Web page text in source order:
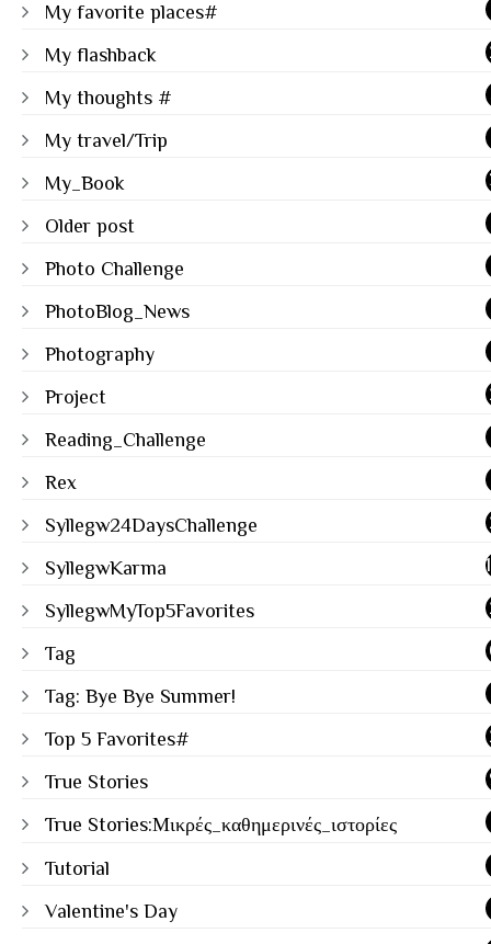
My favorite places#
My flashback
My thoughts #
My travel/Trip
My_Book
Older post
Photo Challenge
PhotoBlog_News
Photography
Project
Reading_Challenge
Rex
Syllegw24DaysChallenge
SyllegwKarma
SyllegwMyTop5Favorites
Tag
Tag: Bye Bye Summer!
Top 5 Favorites#
True Stories
True Stories:Μικρές_καθημερινές_ιστορίες
Tutorial
Valentine's Day